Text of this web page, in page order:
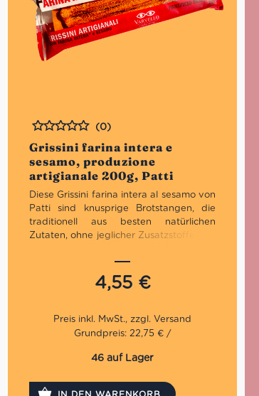
Grissini farina intera e
sesamo, produzione
artigianale 200g, Patti
Bewertet
(0)
Diese Grissini farina intera al sesamo von
Patti sind knusprige Brotstangen, die
traditionell aus besten natürlichen
Zutaten, ohne jeglicher Zusatzstoffe und
Ruhezeiten im Piemont hergstellt
werden. Das besondere an dieser
Variante ist das Varvello-Vollmehl,
hochwertiges Mehl ist. Die Grissini sind
ein wahres Geschmackserlebnis, umhüllt
Ideal zu Vorpeisen
4,55 €
Grundpreis: 22,75 € /
46 auf Lager